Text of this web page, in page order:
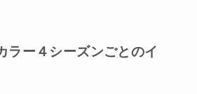
ラー４シーズンごとのイ